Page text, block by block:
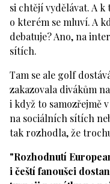
si chtějí vydělávat. A
o kterém se mluví. A
debatuje? Ano, na
sítích.
Tam se ale golf
zakazovala divákům
i když to samozřejmě
na sociálních sítích
tak rozhodla, že
"Rozhodnutí
i čeští fanoušci